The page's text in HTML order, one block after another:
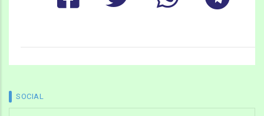
SOCIAL